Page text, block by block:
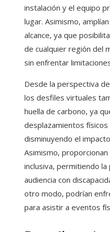
instalación y el equipo
lugar. Asimismo,
alcance, ya que
de cualquier región del
sin enfrentar
Desde la perspectiva
los desfiles virtuales
huella de carbono, ya
desplazamientos físicos
disminuyendo el
Asimismo,
inclusiva, permitiendo la
audiencia con
otro modo, podrían
para asistir a eventos